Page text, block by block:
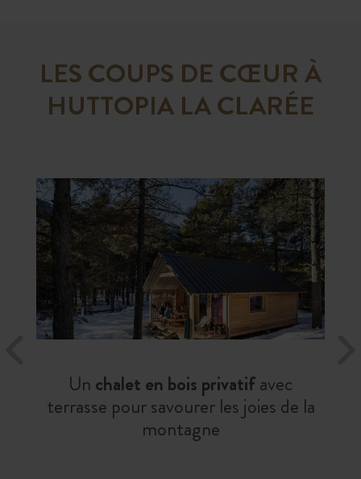
LES COUPS DE CŒUR À
HUTTOPIA LA CLARÉE
Un chalet en bois privatifavec
terrasse pour savourer les joies de la
montagne